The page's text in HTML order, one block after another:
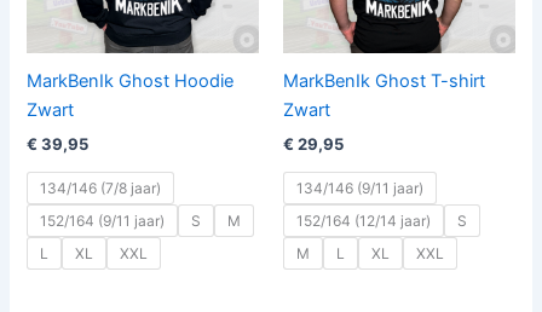
MarkBenIk Ghost Hoodie
Zwart
€ 39,95
134/146 (7/8 jaar)
152/164 (9/11 jaar)
S
M
L
XL XXL
MarkBenIk Ghost T-shirt
Zwart
€ 29,95
134/146 (9/11 jaar)
152/164 (12/14 jaar)
S
M
L XL XXL